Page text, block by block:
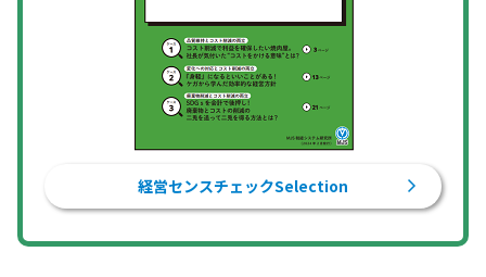
経営センスチェックSelection